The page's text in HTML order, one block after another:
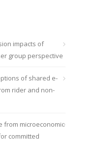
impacts of
group perspective
of shared e-
rider and non-
from microeconomic
committed